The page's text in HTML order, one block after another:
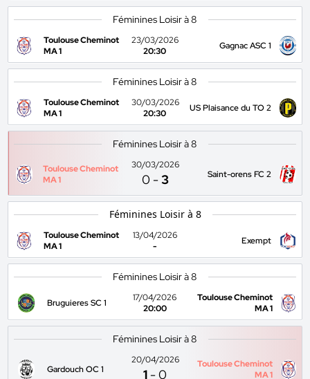
Féminines Loisir à 8
Toulouse Cheminot
MA 1
23/03/2026
20:30
Gagnac ASC 1
Féminines Loisir à 8
Toulouse Cheminot
MA 1
30/03/2026
20:30
US Plaisance du TO 2
Féminines Loisir à 8
Toulouse Cheminot
MA 1
30/03/2026
0 -3 Saint-orens FC 2
Féminines Loisir à 8
Toulouse Cheminot
MA 1
13/04/2026
-
Exempt
Féminines Loisir à 8
Bruguieres SC 1
17/04/2026
20:00
Toulouse Cheminot
MA 1
Féminines Loisir à 8
Gardouch OC 1
20/04/2026
1 -0
Toulouse Cheminot
MA 1